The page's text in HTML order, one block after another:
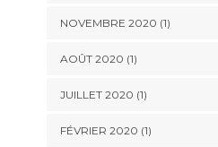
NOVEMBRE 2020 (1)
AOÛT 2020 (1)
JUILLET 2020 (1)
FÉVRIER 2020 (1)